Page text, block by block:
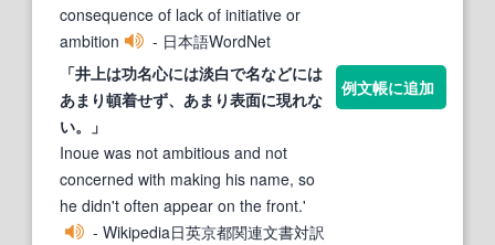
consequence of lack of initiative or
ambition
- 日本語WordNet
「井上は功名心には淡白で名などには
あまり頓着せず、あまり表面に現れな
い。」
Inoue was not ambitious and not
concerned with making his name, so
he didn't often appear on the front.'
- Wikipedia日英京都関連文書対訳
例文帳に追加